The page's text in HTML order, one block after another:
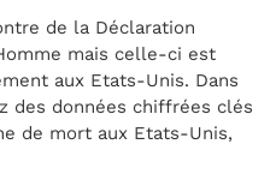
de la Déclaration
mais celle-ci est
aux Etats-Unis. Dans
des données chiffrées clés
de mort aux Etats-Unis,